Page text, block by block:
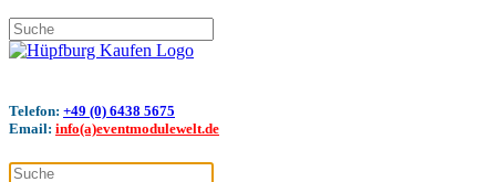
Telefon: +49 (0) 6438 5675
Email: info(a)eventmodulewelt.de